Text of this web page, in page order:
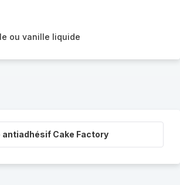
ou vanille liquide
antiadhésif Cake Factory